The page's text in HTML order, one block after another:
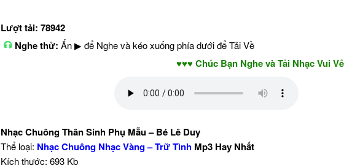
Lượt tải: 78942
Nghe thử: Ấn ▶ để Nghe và kéo xuống phía dưới để Tải Về
♥♥♥ Chúc Bạn Nghe và Tải Nhạc Vui Vẻ -
Nhạc Chuông Thân Sinh Phụ Mẫu – Bé Lê Duy
Thể loại: Nhạc Chuông Nhạc Vàng – Trữ Tình Mp3 Hay Nhất
Kích thước: 693 Kb